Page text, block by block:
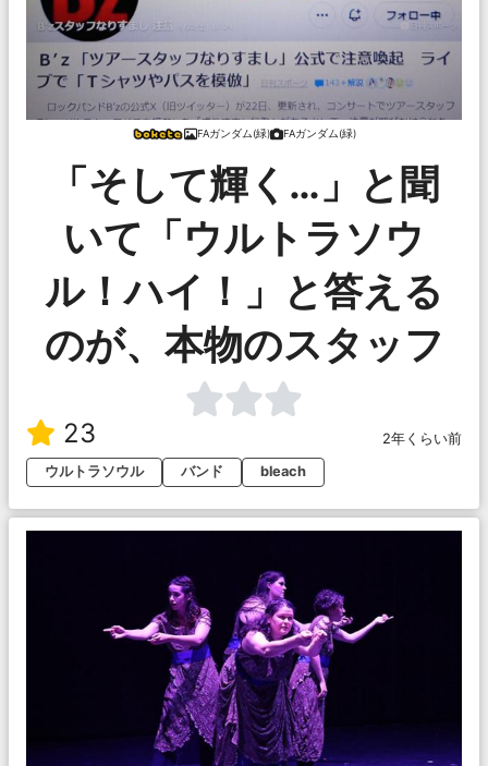
FAガンダム(緑) FAガンダム(緑)
「そして輝く…」と聞
いて「ウルトラソウ
ル！ハイ！」と答える
のが、本物のスタッフ
23
2年くらい前
ウルトラソウル
バンド bleach